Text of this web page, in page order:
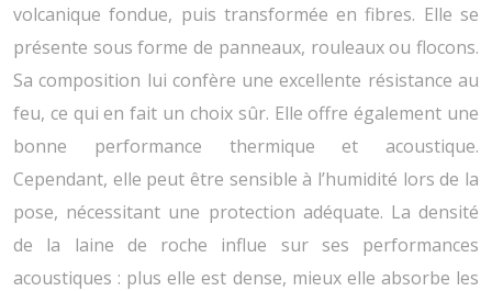
volcanique fondue, puis transformée en fibres. Elle se
présente sous forme de panneaux, rouleaux ou flocons.
Sa composition lui confère une excellente résistance au
feu, ce qui en fait un choix sûr. Elle offre également une
bonne performance thermique et acoustique.
Cependant, elle peut être sensible à l’humidité lors de la
pose, nécessitant une protection adéquate. La densité
de la laine de roche influe sur ses performances
acoustiques : plus elle est dense, mieux elle absorbe les